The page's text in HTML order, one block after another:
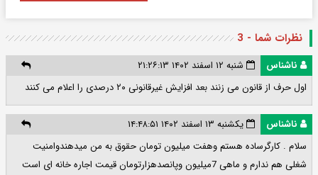
نظرات شما - 3
ناشناس
شنبه ۱۲ اسفند ۱۴۰۲ ۲۱:۲۶:۱۳
اول حرف از قانون می زنند بعد افزایش غیرقانونی ۲۰ درصدی را اعلام می کنند
ناشناس
یکشنبه ۱۳ اسفند ۱۴۰۲ ۱۴:۴۸:۵۱
سلام . کارگرساده هستم وهفت میلیون تومان حقوق به من میدهندوامنیت
شغلی هم ندارم و ماهی 7میلیون وپانصدهزارتومان قیمت اجاره خانه ای است